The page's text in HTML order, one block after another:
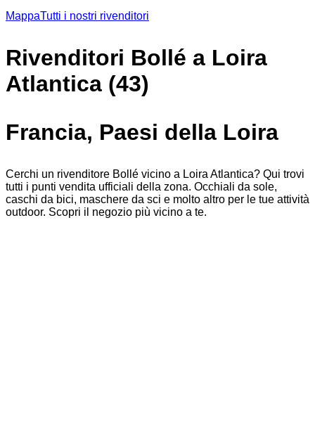
MappaTutti i nostri rivenditori
Rivenditori Bollé a Loira
Atlantica (43)
Francia, Paesi della Loira
Cerchi un rivenditore Bollé vicino a Loira Atlantica? Qui trovi
tutti i punti vendita ufficiali della zona. Occhiali da sole,
caschi da bici, maschere da sci e molto altro per le tue attività
outdoor. Scopri il negozio più vicino a te.